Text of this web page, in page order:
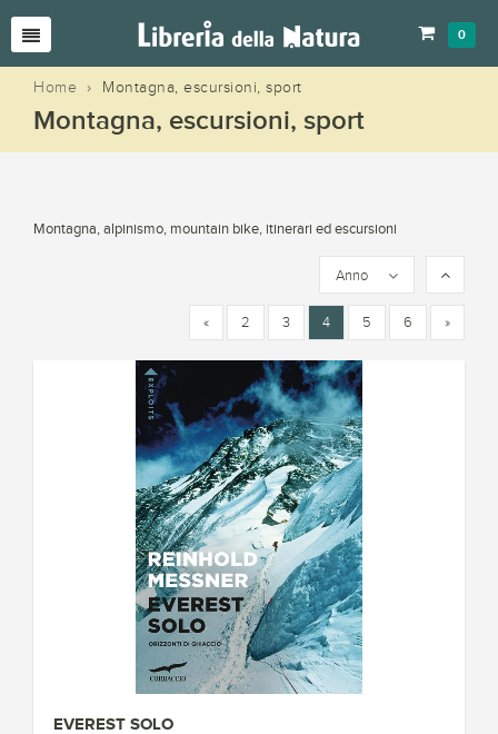
0
Home › Montagna, escursioni, sport
Montagna, escursioni, sport
Montagna, alpinismo, mountain bike, itinerari ed escursioni
Anno
« 2 3 4 5 6 »
EVEREST SOLO